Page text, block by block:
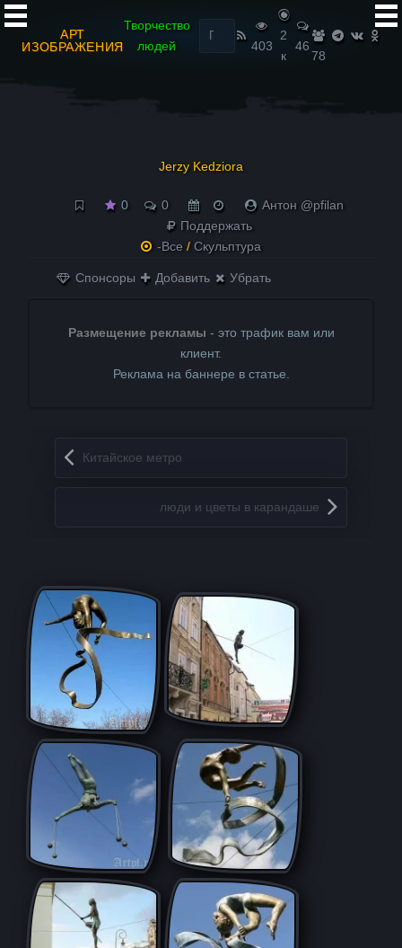
АРТ
ИЗОБРАЖЕНИЯ
Творчество
людей
Найти:
403
2
к
46
78
Jerzy Kedziora
0 0
Антон @pfilan
Поддержать
-Все / Скульптура
Спонсоры Добавить Убрать
Размещение рекламы - это трафик вам или
клиент.
Реклама на баннере в статье.
Запись навигация
Китайское метро
люди и цветы в карандаше